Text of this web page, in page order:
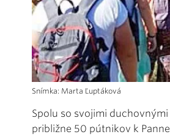
Snímka: Marta Ľuptáková
Spolu so svojimi
približne 50 pútnikov k